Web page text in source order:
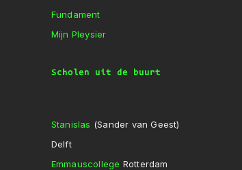
Fundament
Mijn Pleysier
Scholen uit de buurt
Stanislas (Sander van Geest)
Delft
Emmauscollege Rotterdam